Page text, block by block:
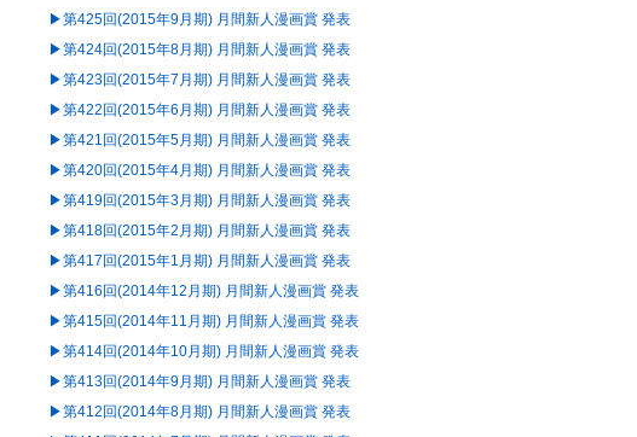
▶︎第425回(2015年9月期) 月間新人漫画賞 発表
▶︎第424回(2015年8月期) 月間新人漫画賞 発表
▶︎第423回(2015年7月期) 月間新人漫画賞 発表
▶︎第422回(2015年6月期) 月間新人漫画賞 発表
▶︎第421回(2015年5月期) 月間新人漫画賞 発表
▶︎第420回(2015年4月期) 月間新人漫画賞 発表
▶︎第419回(2015年3月期) 月間新人漫画賞 発表
▶︎第418回(2015年2月期) 月間新人漫画賞 発表
▶︎第417回(2015年1月期) 月間新人漫画賞 発表
▶︎第416回(2014年12月期) 月間新人漫画賞 発表
▶︎第415回(2014年11月期) 月間新人漫画賞 発表
▶︎第414回(2014年10月期) 月間新人漫画賞 発表
▶︎第413回(2014年9月期) 月間新人漫画賞 発表
▶︎第412回(2014年8月期) 月間新人漫画賞 発表